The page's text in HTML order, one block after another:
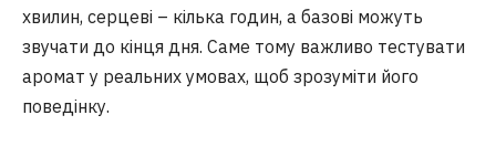
хвилин, серцеві – кілька годин, а базові можуть
звучати до кінця дня. Саме тому важливо тестувати
аромат у реальних умовах, щоб зрозуміти його
поведінку.